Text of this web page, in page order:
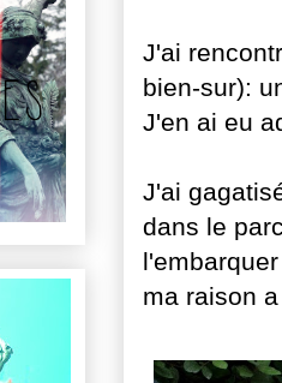
J'ai
bien-sur):
J'en ai eu
J'ai
dans le
ma raison